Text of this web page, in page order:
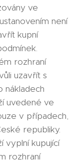
ve
není
kupní
rozhraní
uzavřít s
nákladech
uvedené ve
v případech,
republiky.
vyplní kupující
rozhraní